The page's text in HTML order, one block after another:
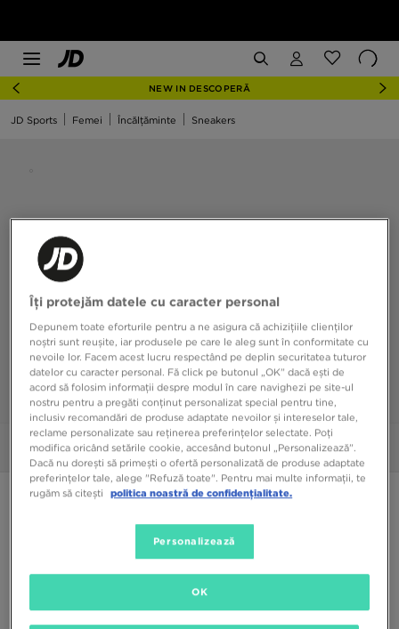
NEW IN DESCOPERĂ
JD Sports Femei Încălțăminte Sneakers
Poze 360°
ADIDAS HANDBALL SPEZIAL W
Culori Disponibile
Îți protejăm datele cu caracter personal
Depunem toate eforturile pentru a ne asigura că achizițiile clienților
noștri sunt reușite, iar produsele pe care le aleg sunt în conformitate cu
nevoile lor. Facem acest lucru respectând pe deplin securitatea tuturor
datelor cu caracter personal. Fă click pe butonul „OK” dacă ești de
acord să folosim informații despre modul în care navighezi pe site-ul
nostru pentru a pregăti conținut personalizat special pentru tine,
inclusiv recomandări de produse adaptate nevoilor și intereselor tale,
reclame personalizate sau reținerea preferințelor selectate. Poți
modifica oricând setările cookie, accesând butonul „Personalizează”.
Dacă nu dorești să primești o ofertă personalizată de produse adaptate
preferințelor tale, alege "Refuză toate". Pentru mai multe informații, te
rugăm să citești
politica noastră de confidențialitate.
Personalizează
OK